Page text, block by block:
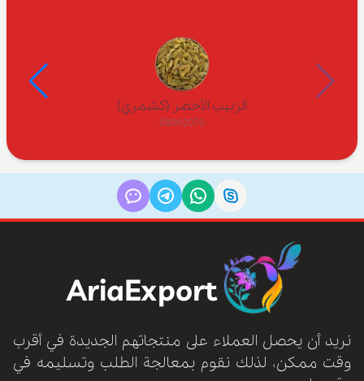
الزبيب الأخضر (كشمري)
08062070
AriaExport
نريد أن يحصل العملاء على منتجاتهم الجديدة في أقرب
وقت ممكن، لذلك نقوم بمعالجة الطلب وتسليمه في